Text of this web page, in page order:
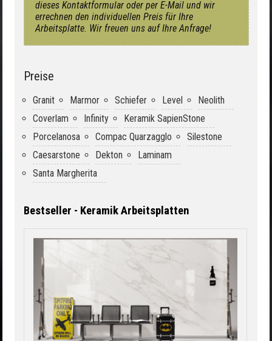
dieses Kontaktformular oder per E-Mail und wir
errechnen den individuellen Preis für Ihre
Arbeitsplatte. Wir freuen uns auf Ihre Anfrage!
Preise
Granit Marmor Schiefer Level
Neolith
Coverlam
Infinity
Keramik SapienStone
Porcelanosa
Compac Quarzagglo
Silestone
Caesarstone
Dekton
Laminam
Santa Margherita
Bestseller - Keramik Arbeitsplatten